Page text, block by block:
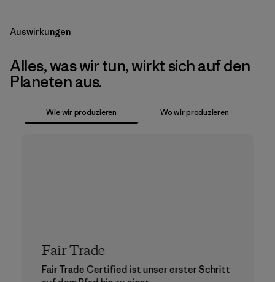
Auswirkungen
Alles, was wir tun, wirkt sich auf den
Planeten aus.
Wie wir produzieren Wo wir produzieren
Fair Trade
Fair Trade Certified ist unser erster Schritt